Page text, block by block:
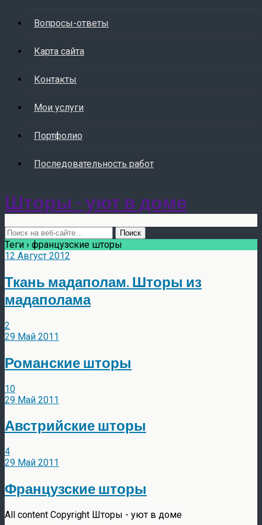
Вопросы-ответы
Карта сайта
Контакты
Мои услуги
Портфолио
Последовательность работ
Шторы - уют в доме
Теги › французские шторы
12 Август 2012
Ткань мадаполам. Шторы из
мадаполама
2
29 Май 2011
Романские шторы
10
29 Май 2011
Австрийские шторы
4
29 Май 2011
Французские шторы
All content Copyright Шторы - уют в доме